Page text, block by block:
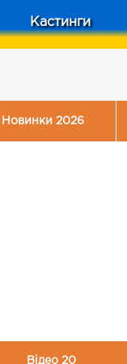
Кастинги
Новинки 2026
Відео 20